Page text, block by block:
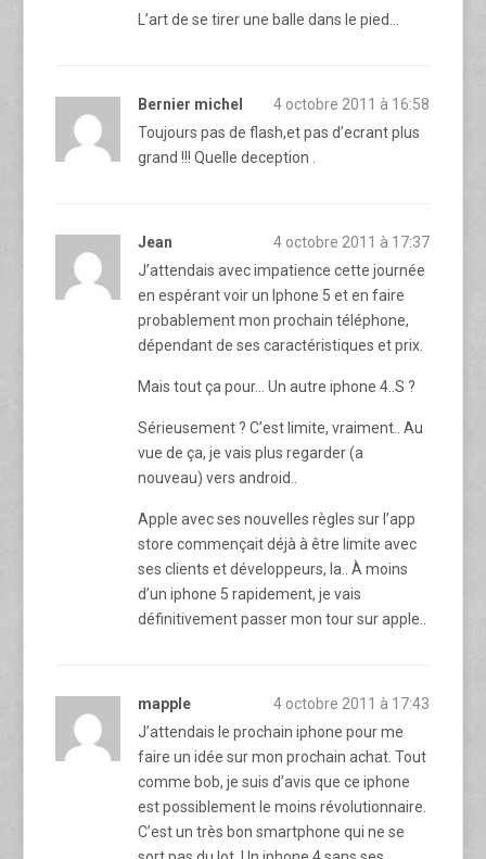
L’art de se tirer une balle dans le pied…
Bernier michel
4 octobre 2011 à 16:58
Toujours pas de flash,et pas d’ecrant plus
grand !!! Quelle deception .
Jean
4 octobre 2011 à 17:37
J’attendais avec impatience cette journée
en espérant voir un Iphone 5 et en faire
probablement mon prochain téléphone,
dépendant de ses caractéristiques et prix.
Mais tout ça pour… Un autre iphone 4..S ?
Sérieusement ? C’est limite, vraiment.. Au
vue de ça, je vais plus regarder (a
nouveau) vers android..
Apple avec ses nouvelles règles sur l’app
store commençait déjà à être limite avec
ses clients et développeurs, la.. À moins
d’un iphone 5 rapidement, je vais
définitivement passer mon tour sur apple..
mapple
4 octobre 2011 à 17:43
J’attendais le prochain iphone pour me
faire un idée sur mon prochain achat. Tout
comme bob, je suis d’avis que ce iphone
est possiblement le moins révolutionnaire.
C’est un très bon smartphone qui ne se